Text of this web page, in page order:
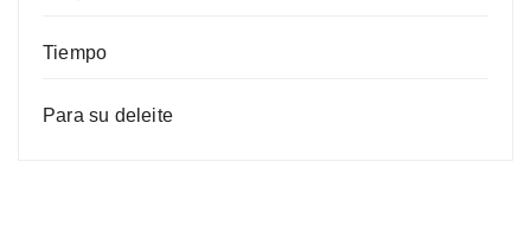
Tiempo
Para su deleite